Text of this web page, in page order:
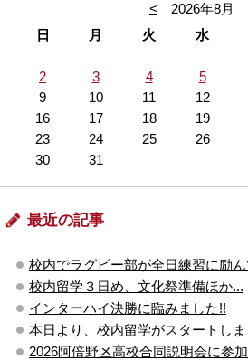
< 2026年8月
日
月 火 水
2
3 4 5
9
10 11 12
16
17 18 19
23
24 25 26
30
31
最近の記事
校内でラグビー部が全日練習に励
校内留学３日め、文化祭準備ほか...
インターハイ決勝に臨みました!!
本日より、校内留学がスタートしま
2026阿倍野区高校合同説明会に参